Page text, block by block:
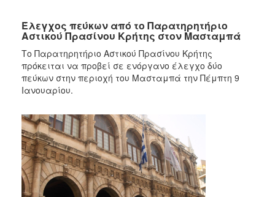
2022
2021
2020
2019
2018
2017
2016
2015
2013
2012
Έλεγχος πεύκων από το Παρατηρητήριο
Αστικού Πρασίνου Κρήτης στον Μασταμπά
Το Παρατηρητήριο Αστικού Πρασίνου Κρήτης
πρόκειται να προβεί σε ενόργανο έλεγχο δύο
πεύκων στην περιοχή του Μασταμπά την Πέμπτη 9
Ιανουαρίου.